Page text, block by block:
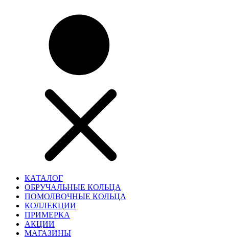
КАТАЛОГ
ОБРУЧАЛЬНЫЕ КОЛЬЦА
ПОМОЛВОЧНЫЕ КОЛЬЦА
КОЛЛЕКЦИИ
ПРИМЕРКА
АКЦИИ
МАГАЗИНЫ